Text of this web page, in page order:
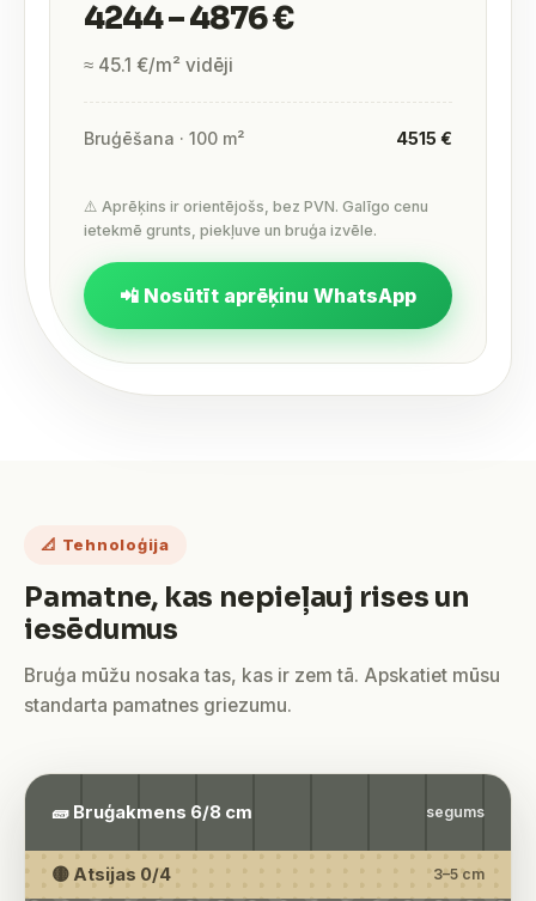
4244 – 4876 €
≈ 45.1 €/m² vidēji
Bruģēšana · 100 m² 4515 €
⚠️ Aprēķins ir orientējošs, bez PVN. Galīgo cenu
ietekmē grunts, piekļuve un bruģa izvēle.
📲 Nosūtīt aprēķinu WhatsApp
📐 Tehnoloģija
Pamatne, kas nepieļauj rises un
iesēdumus
Bruģa mūžu nosaka tas, kas ir zem tā. Apskatiet mūsu
standarta pamatnes griezumu.
🧱 Bruģakmens 6/8 cm segums
🟡 Atsijas 0/4 3–5 cm